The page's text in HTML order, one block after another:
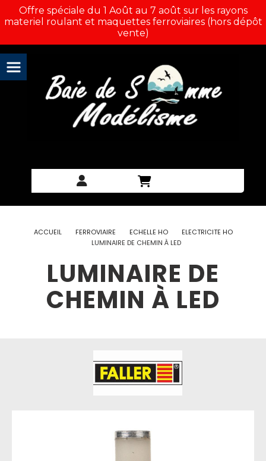
Offre spéciale du 1 Août au 7 août sur les rayons
materiel roulant et maquettes ferroviaires (hors dépôt
vente)
ACCUEIL FERROVIAIRE ECHELLE HO
ELECTRICITE HO
LUMINAIRE DE CHEMIN À LED
LUMINAIRE DE
CHEMIN À LED
Panneau de gestion des cookies